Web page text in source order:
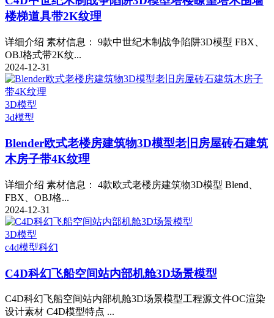
楼梯道具带2K纹理
详细介绍 素材信息： 9款中世纪木制战争陷阱3D模型 FBX、
OBJ格式带2K纹...
2024-12-31
3D模型
3d模型
Blender欧式老楼房建筑物3D模型老旧房屋砖石建筑
木房子带4K纹理
详细介绍 素材信息： 4款欧式老楼房建筑物3D模型 Blend、
FBX、OBJ格...
2024-12-31
3D模型
c4d模型科幻
C4D科幻飞船空间站内部机舱3D场景模型
C4D科幻飞船空间站内部机舱3D场景模型工程源文件OC渲染
设计素材 C4D模型特点 ...